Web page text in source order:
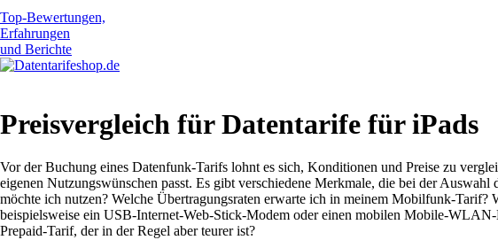
Top-Bewertungen,
Erfahrungen
und Berichte
Preisvergleich für Datentarife für iPads
Vor der Buchung eines Datenfunk-Tarifs lohnt es sich, Konditionen und Preise zu
eigenen Nutzungswünschen passt. Es gibt verschiedene Merkmale, die bei der
möchte ich nutzen? Welche Übertragungsraten erwarte ich in meinem Mobilfunk-
beispielsweise ein USB-Internet-Web-Stick-Modem oder einen mobilen Mobile-
Prepaid-Tarif, der in der Regel aber teurer ist?